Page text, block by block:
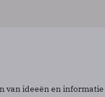
van ideeën en informatie